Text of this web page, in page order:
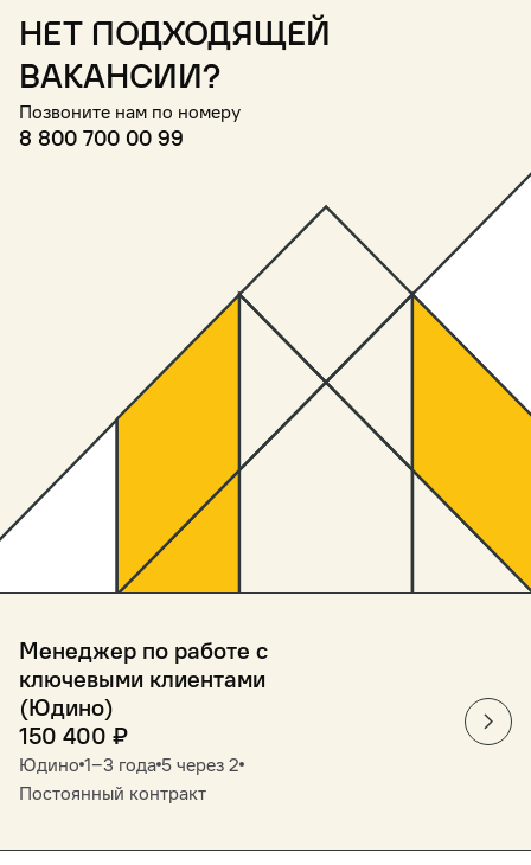
Нет подходящей
вакансии?
Позвоните нам по номеру
8 800 700 00 99
Менеджер по работе с
ключевыми клиентами
(Юдино)
150 400 ₽
Юдино 1‒3 года 5 через 2
Постоянный контракт